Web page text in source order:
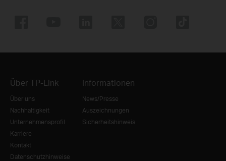
Über TP-Link
Über uns
Nachhaltigkeit
Unternehmensprofil
Karriere
Kontakt
Datenschutzhinweise
Informationen
News/Presse
Auszeichnungen
Sicherheitshinweis